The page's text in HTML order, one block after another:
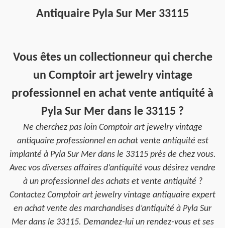
Antiquaire Pyla Sur Mer 33115
Vous êtes un collectionneur qui cherche
un Comptoir art jewelry vintage
professionnel en achat vente antiquité à
Pyla Sur Mer dans le 33115 ?
Ne cherchez pas loin Comptoir art jewelry vintage
antiquaire professionnel en achat vente antiquité est
implanté à Pyla Sur Mer dans le 33115 près de chez vous.
Avec vos diverses affaires d’antiquité vous désirez vendre
à un professionnel des achats et vente antiquité ?
Contactez Comptoir art jewelry vintage antiquaire expert
en achat vente des marchandises d’antiquité à Pyla Sur
Mer dans le 33115. Demandez-lui un rendez-vous et ses